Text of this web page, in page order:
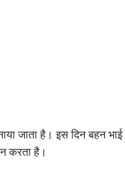
जाता है। इस दिन बहन भाई
करता है।